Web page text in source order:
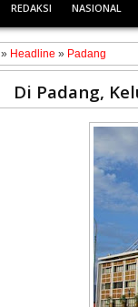
REDAKSI NASIONAL
» Headline » Padang
Di Padang,